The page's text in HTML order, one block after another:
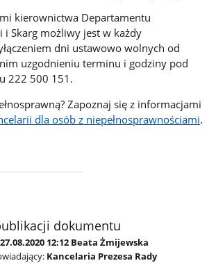
kierownictwa Departamentu
i Skarg możliwy jest w każdy
dni ustawowo wolnych od
uzgodnieniu terminu i godziny pod
222 500 151.
Zapoznaj się z informacjami
dla osób z niepełnosprawnościami.
dokumentu
27.08.2020 12:12 Beata Żmijewska
Kancelaria Prezesa Rady